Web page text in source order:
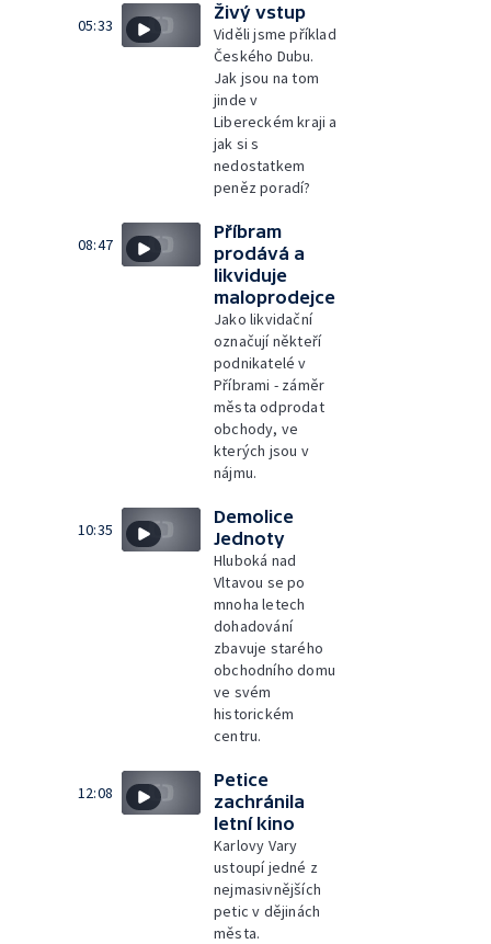
05:33
Živý vstup
Viděli jsme příklad
Českého Dubu.
Jak jsou na tom
jinde v
Libereckém kraji a
jak si s
nedostatkem
peněz poradí?
08:47
Příbram
prodává a
likviduje
maloprodejce
Jako likvidační
označují někteří
podnikatelé v
Příbrami - záměr
města odprodat
obchody, ve
kterých jsou v
nájmu.
10:35
Demolice
Jednoty
Hluboká nad
Vltavou se po
mnoha letech
dohadování
zbavuje starého
obchodního domu
ve svém
historickém
centru.
12:08
Petice
zachránila
letní kino
Karlovy Vary
ustoupí jedné z
nejmasivnějších
petic v dějinách
města.